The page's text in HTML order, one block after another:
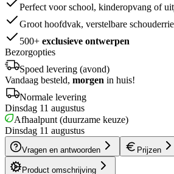
Perfect voor school, kinderopvang of
Groot hoofdvak, verstelbare
500+ exclusieve ontwerpen
Bezorgopties
Spoed levering (avond)
Vandaag besteld, morgen in huis!
Normale levering
Dinsdag 11 augustus
Afhaalpunt (duurzame keuze)
Dinsdag 11 augustus
Vragen en antwoorden Prijzen
Product omschrijving